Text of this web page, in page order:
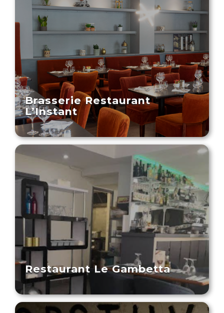
Brasserie Restaurant
L’Instant
Restaurant Le Gambetta